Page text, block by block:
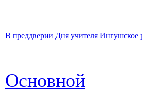
В преддверии Дня учителя Ингушское
Основной